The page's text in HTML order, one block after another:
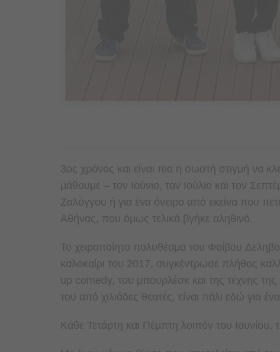
3ος χρόνος και είναι πια η σωστή στιγμή να
μάθουμε – τον Ιούνιο, τον Ιούλιο και τον
Ζαλόγγου ή για ένα όνειρο από εκείνα που
Αθήνας, που όμως τελικά βγήκε αληθινό.
Το χειροποίητο πολυθέαμα του Φοίβου
καλοκαίρι του 2017, συγκέντρωσε πλήθος
up comedy, του μπουρλέσκ και της τέχνης
του από χιλιάδες θεατές, είναι πάλι εδώ για
Κάθε Τετάρτη και Πέμπτη λοιπόν του Ιουνίου,